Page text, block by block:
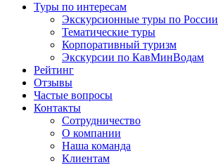
Туры по интересам
Экскурсионные туры по России
Тематические туры
Корпоративный туризм
Экскурсии по КавМинВодам
Рейтинг
Отзывы
Частые вопросы
Контакты
Сотрудничество
О компании
Наша команда
Клиентам